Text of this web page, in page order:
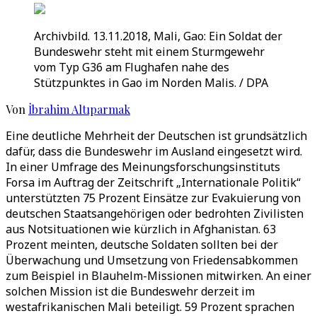
Archivbild. 13.11.2018, Mali, Gao: Ein Soldat der
Bundeswehr steht mit einem Sturmgewehr
vom Typ G36 am Flughafen nahe des
Stützpunktes in Gao im Norden Malis. / DPA
Von İbrahim Altıparmak
Eine deutliche Mehrheit der Deutschen ist grundsätzlich
dafür, dass die Bundeswehr im Ausland eingesetzt wird.
In einer Umfrage des Meinungsforschungsinstituts
Forsa im Auftrag der Zeitschrift „Internationale Politik“
unterstützten 75 Prozent Einsätze zur Evakuierung von
deutschen Staatsangehörigen oder bedrohten Zivilisten
aus Notsituationen wie kürzlich in Afghanistan. 63
Prozent meinten, deutsche Soldaten sollten bei der
Überwachung und Umsetzung von Friedensabkommen
zum Beispiel in Blauhelm-Missionen mitwirken. An einer
solchen Mission ist die Bundeswehr derzeit im
westafrikanischen Mali beteiligt. 59 Prozent sprachen